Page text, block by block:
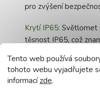
Tento web používá
tohoto webu vyjadřujete
informacízde.
pro zvýšení
Krytí IP65: Světlomet
těsnost IP65, což
venku, na zahradě,
kde je vyžadováno